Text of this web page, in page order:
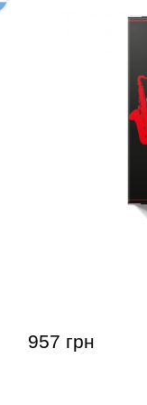
957 грн